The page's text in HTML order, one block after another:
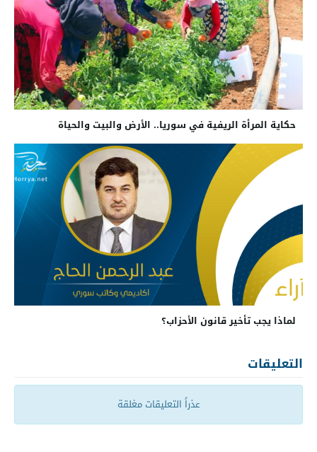
حكاية المرأة الريفية في سوريا.. الأرض والبيت والحياة
لماذا يجب تأخير قانون الأحزاب؟
التعليقات
عذراً التعليقات مغلقة